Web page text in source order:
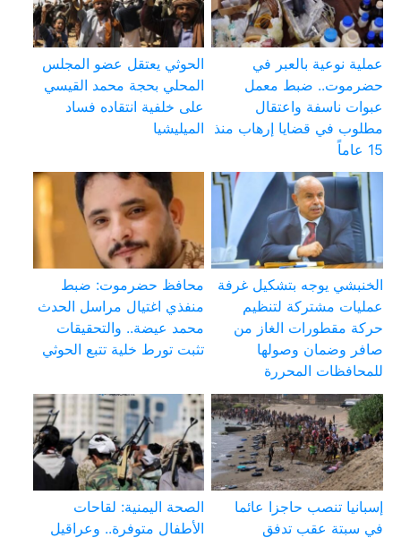
عملية نوعية بالعبر في
حضرموت.. ضبط معمل
عبوات ناسفة واعتقال
مطلوب في قضايا إرهاب منذ
15 عاماً
الحوثي يعتقل عضو المجلس
المحلي بحجة محمد القيسي
على خلفية انتقاده فساد
الميليشيا
الخنبشي يوجه بتشكيل غرفة
عمليات مشتركة لتنظيم
حركة مقطورات الغاز من
صافر وضمان وصولها
للمحافظات المحررة
محافظ حضرموت: ضبط
منفذي اغتيال مراسل الحدث
محمد عيضة.. والتحقيقات
تثبت تورط خلية تتبع الحوثي
إسبانيا تنصب حاجزا عائما
في سبتة عقب تدفق
الصحة اليمنية: لقاحات
الأطفال متوفرة.. وعراقيل